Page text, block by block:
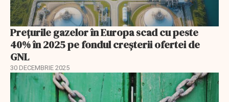
Prețurile gazelor în Europa scad cu peste
40% în 2025 pe fondul creșterii ofertei de
GNL
30 DECEMBRIE 2025